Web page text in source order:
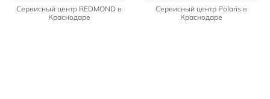
Сервисный центр REDMOND в
Краснодаре
Сервисный центр Polaris в
Краснодаре